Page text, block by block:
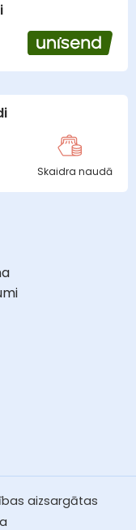
Skaidra naudā
aizsargātas